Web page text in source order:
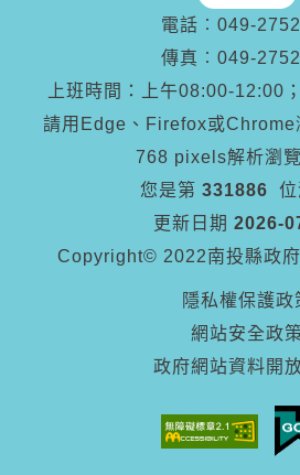
電話︰ 049-
傳真︰ 049-
上班時間：上午08:00-12:00
請用Edge、Firefox或Chrome
768 pixels解析瀏
您是第 331886
更新日期 2026-
Copyright© 2022南投縣政
隱私權保護政
網站安全政策
政府網站資料開